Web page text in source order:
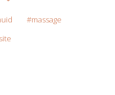
massage